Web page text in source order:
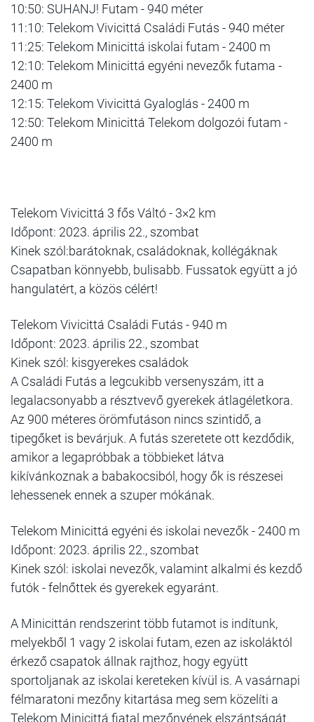
10:50: SUHANJ! Futam - 940 méter
11:10: Telekom Vivicittá Családi Futás - 940 méter
11:25: Telekom Minicittá iskolai futam - 2400 m
12:10: Telekom Minicittá egyéni nevezők futama -
2400 m
12:15: Telekom Vivicittá Gyaloglás - 2400 m
12:50: Telekom Minicittá Telekom dolgozói futam -
2400 m
Telekom Vivicittá 3 fős Váltó - 3×2 km
Időpont: 2023. április 22., szombat
Kinek szól:barátoknak, családoknak, kollégáknak
Csapatban könnyebb, bulisabb. Fussatok együtt a jó
hangulatért, a közös célért!
Telekom Vivicittá Családi Futás - 940 m
Időpont: 2023. április 22., szombat
Kinek szól: kisgyerekes családok
A Családi Futás a legcukibb versenyszám, itt a
legalacsonyabb a résztvevő gyerekek átlagéletkora.
Az 900 méteres örömfutáson nincs szintidő, a
tipegőket is bevárjuk. A futás szeretete ott kezdődik,
amikor a legapróbbak a többieket látva
kikívánkoznak a babakocsiból, hogy ők is részesei
lehessenek ennek a szuper mókának.
Telekom Minicittá egyéni és iskolai nevezők - 2400 m
Időpont: 2023. április 22., szombat
Kinek szól: iskolai nevezők, valamint alkalmi és kezdő
futók - felnőttek és gyerekek egyaránt.
A Minicittán rendszerint több futamot is indítunk,
melyekből 1 vagy 2 iskolai futam, ezen az iskoláktól
érkező csapatok állnak rajthoz, hogy együtt
sportoljanak az iskolai kereteken kívül is. A vasárnapi
félmaratoni mezőny kitartása meg sem közelíti a
Telekom Minicittá fiatal mezőnyének elszántságát.